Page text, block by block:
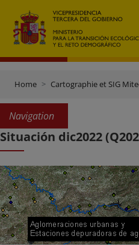
Home Cartographie et SIG
Navigation
Situación dic2022